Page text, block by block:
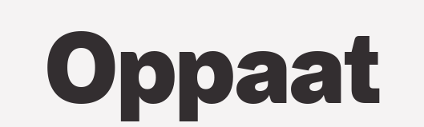
Oppaat